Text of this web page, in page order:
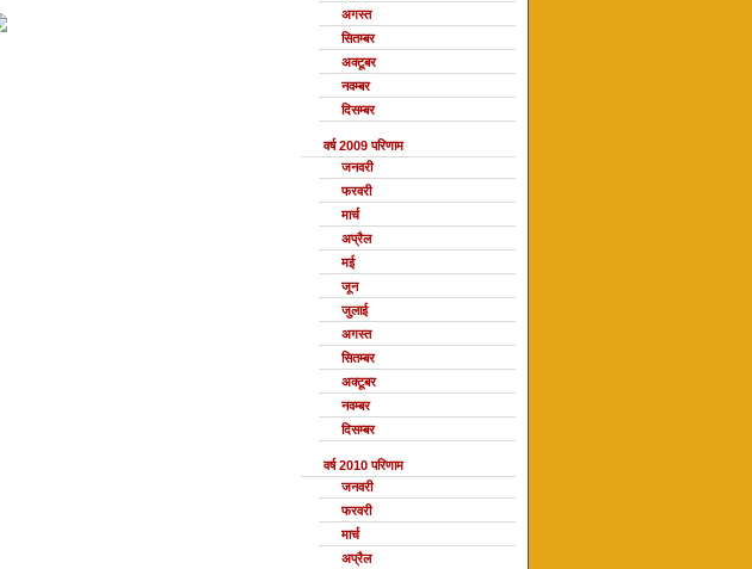
अगस्त
सितम्बर
अक्टूबर
नवम्बर
दिसम्बर
वर्ष 2009 परिणाम
जनवरी
फरवरी
मार्च
अप्रैल
मई
जून
जुलाई
अगस्त
सितम्बर
अक्टूबर
नवम्बर
दिसम्बर
वर्ष 2010 परिणाम
जनवरी
फरवरी
मार्च
अप्रैल